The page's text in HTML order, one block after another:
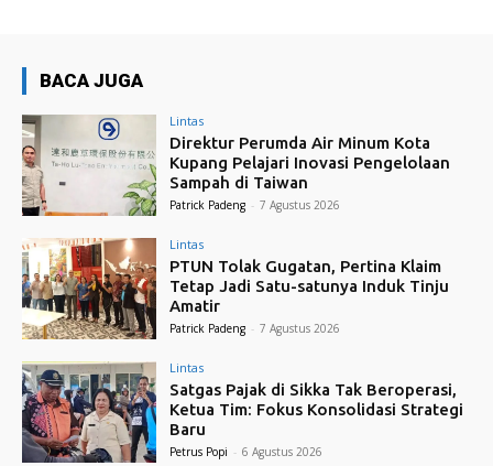
BACA JUGA
Lintas
Direktur Perumda Air Minum Kota
Kupang Pelajari Inovasi Pengelolaan
Sampah di Taiwan
Patrick Padeng - 7 Agustus 2026
Lintas
PTUN Tolak Gugatan, Pertina Klaim
Tetap Jadi Satu-satunya Induk Tinju
Amatir
Patrick Padeng - 7 Agustus 2026
Lintas
Satgas Pajak di Sikka Tak Beroperasi,
Ketua Tim: Fokus Konsolidasi Strategi
Baru
Petrus Popi - 6 Agustus 2026